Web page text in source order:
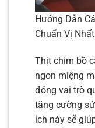
Hướng Dẫn
Chuẩn Vị Nhất
Thịt chim bồ
ngon miệng
đóng vai trò
tăng cường
ích này sẽ